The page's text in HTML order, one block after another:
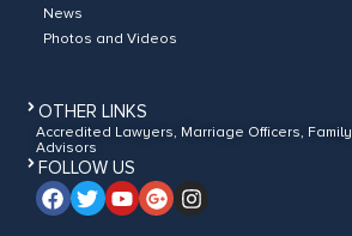
News
Photos and Videos
OTHER LINKS
Accredited Lawyers, Marriage Officers, Family
Advisors
FOLLOW US